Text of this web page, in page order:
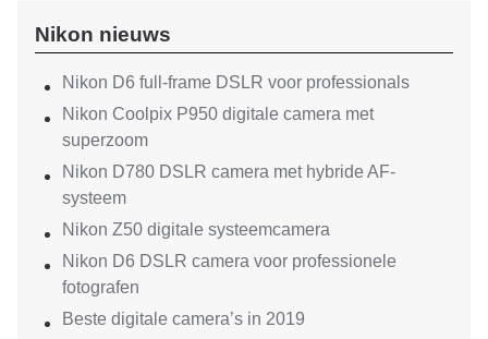
Nikon nieuws
Nikon D6 full-frame DSLR voor professionals
Nikon Coolpix P950 digitale camera met
superzoom
Nikon D780 DSLR camera met hybride AF-
systeem
Nikon Z50 digitale systeemcamera
Nikon D6 DSLR camera voor professionele
fotografen
Beste digitale camera’s in 2019